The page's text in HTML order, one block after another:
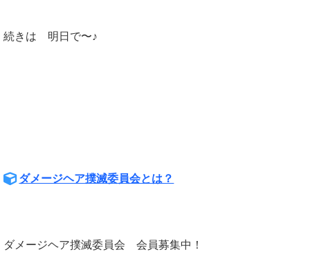
続きは 明日で〜♪
ダメージヘア撲滅委員会とは？
ダメージヘア撲滅委員会 会員募集中！